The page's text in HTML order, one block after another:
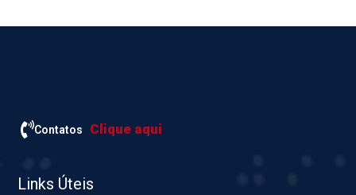
Contatos Clique aqui
Links Úteis